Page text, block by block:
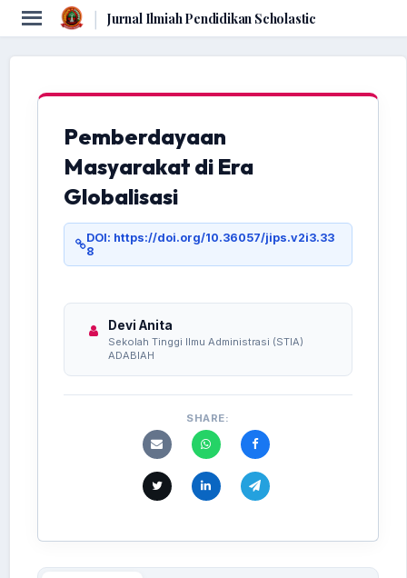
| Jurnal Ilmiah Pendidikan Scholastic
Pemberdayaan
Masyarakat di Era
Globalisasi
DOI: https://doi.org/10.36057/jips.v2i3.33
8
Devi Anita
Sekolah Tinggi Ilmu Administrasi (STIA)
ADABIAH
SHARE: